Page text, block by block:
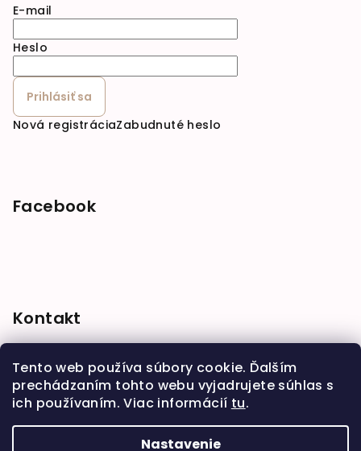
Tento web používa súbory cookie. Ďalším
prechádzaním tohto webu vyjadrujete súhlas s
ich používaním. Viac informácií tu.
Nastavenie
E-mail
Heslo
Prihlásiť sa
Nová registráciaZabudnuté heslo
Facebook
Kontakt
shop @babymarket.sk
+421 914 334 455